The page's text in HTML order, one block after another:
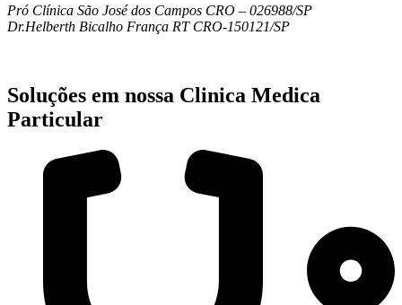
Pró Clínica São José dos Campos CRO – 026988/SP
Dr.Helberth Bicalho França RT CRO-150121/SP
Soluções em nossa Clinica Medica
Particular